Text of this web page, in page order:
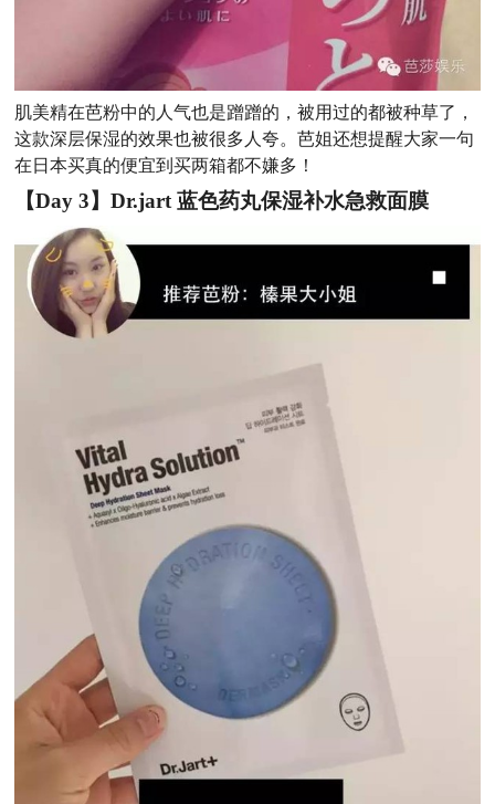
肌美精在芭粉中的人气也是蹭蹭的，被用过的都被种草了，
这款深层保湿的效果也被很多人夸。芭姐还想提醒大家一句
在日本买真的便宜到买两箱都不嫌多！
【Day3】Dr.jart 蓝色药丸保湿补水急救面膜